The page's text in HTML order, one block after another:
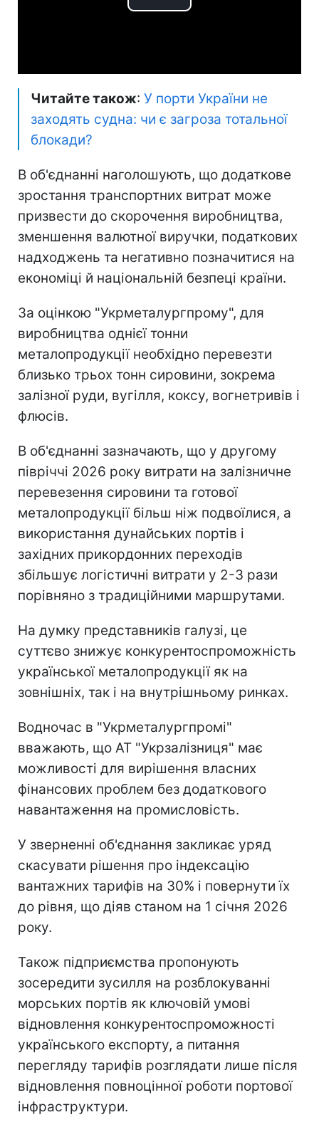
Play
Читайте також: У порти України не
заходять судна: чи є загроза тотальної
блокади?
В об'єднанні наголошують, що додаткове
зростання транспортних витрат може
призвести до скорочення виробництва,
зменшення валютної виручки, податкових
надходжень та негативно позначитися на
економіці й національній безпеці країни.
За оцінкою "Укрметалургпрому", для
виробництва однієї тонни
металопродукції необхідно перевезти
близько трьох тонн сировини, зокрема
залізної руди, вугілля, коксу, вогнетривів і
флюсів.
В об'єднанні зазначають, що у другому
півріччі 2026 року витрати на залізничне
перевезення сировини та готової
металопродукції більш ніж подвоїлися, а
використання дунайських портів і
західних прикордонних переходів
збільшує логістичні витрати у 2-3 рази
порівняно з традиційними маршрутами.
На думку представників галузі, це
суттєво знижує конкурентоспроможність
української металопродукції як на
зовнішніх, так і на внутрішньому ринках.
Водночас в "Укрметалургпромі"
вважають, що АТ "Укрзалізниця" має
можливості для вирішення власних
фінансових проблем без додаткового
навантаження на промисловість.
У зверненні об'єднання закликає уряд
скасувати рішення про індексацію
вантажних тарифів на 30% і повернути їх
до рівня, що діяв станом на 1 січня 2026
року.
Також підприємства пропонують
зосередити зусилля на розблокуванні
морських портів як ключовій умові
відновлення конкурентоспроможності
українського експорту, а питання
перегляду тарифів розглядати лише після
відновлення повноцінної роботи портової
інфраструктури.